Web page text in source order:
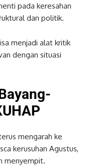
pada keresahan
dan politik.
menjadi alat kritik
dengan situasi
mengarah ke
kerusuhan Agustus,
menyempit.